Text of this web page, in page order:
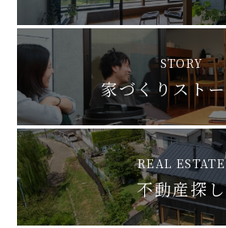
STORY
家づくりスト
REAL ESTATE
不動産探し